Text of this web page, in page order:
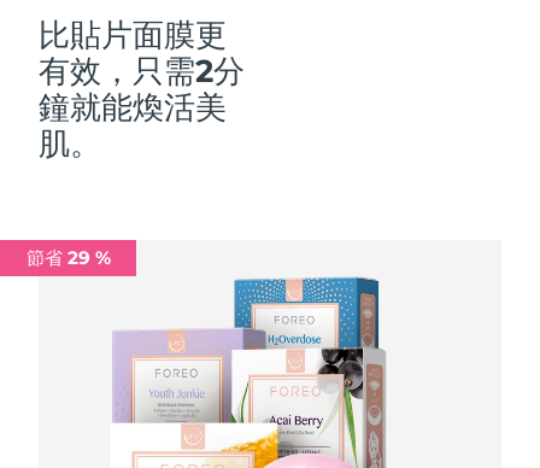
比貼片面膜更
有效，只需2分
鐘就能煥活美
肌。
節省 29 %
馬來西亞
馬爾他
墨西哥
荷蘭
預計送達日期
預計送達日期
預計送達日期